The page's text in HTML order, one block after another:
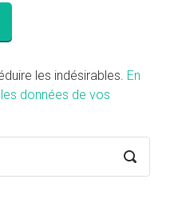
les indésirables. En
données de vos